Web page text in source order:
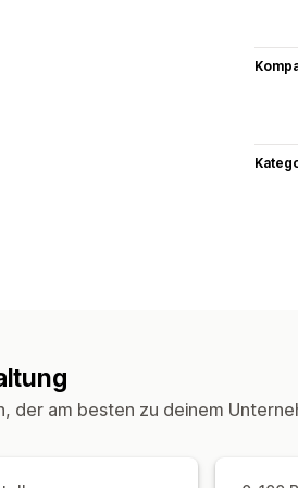
der am besten zu deinem